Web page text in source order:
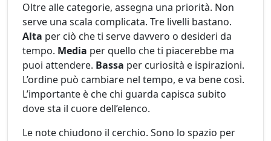
Oltre alle categorie, assegna una priorità. Non
serve una scala complicata. Tre livelli bastano.
Alta per ciò che ti serve davvero o desideri da
tempo. Media per quello che ti piacerebbe ma
puoi attendere. Bassa per curiosità e ispirazioni.
L’ordine può cambiare nel tempo, e va bene così.
L’importante è che chi guarda capisca subito
dove sta il cuore dell’elenco.
Le note chiudono il cerchio. Sono lo spazio per